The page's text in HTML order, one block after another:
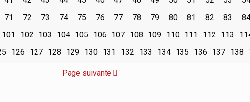
71 72 73 74 75 76 77 78 79 80 81 82 83 84
101 102 103 104 105 106 107 108 109 110 111 112 113
126 127 128 129 130 131 132 133 134 135 136 137 138
Page suivante